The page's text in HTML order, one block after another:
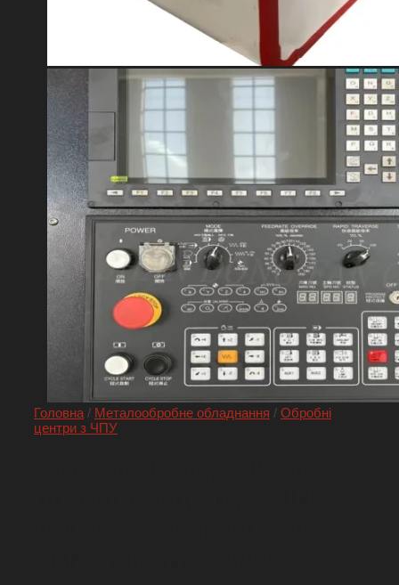
Головна / Металообробне обладнання / Обробні
центри з ЧПУ